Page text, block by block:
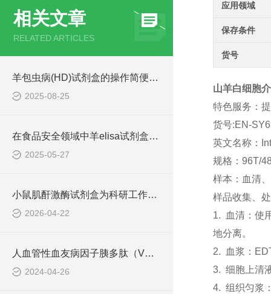
相关文章
RELATED ARTICLES
羊包虫病(HD)试剂盒的操作简便快捷
2025-08-25
在食品安全领域中羊elisa试剂盒也有着一定的应用
2025-05-27
小鼠肌酐激酶试剂盒为科研工作者提供了可靠的技术手段
2026-04-22
人血管性血友病因子胰多肽（VWFpp） ELISA检测试剂盒说明书
2024-04-26
应用领域
保存条件
货号
山羊白细胞
特色服务：
货号:EN-
英文名称：
规格：96T/
样本：血清
样品收集、
1. 血清：使
地分离。
2. 血浆：
3. 细胞上清
4. 组织匀浆